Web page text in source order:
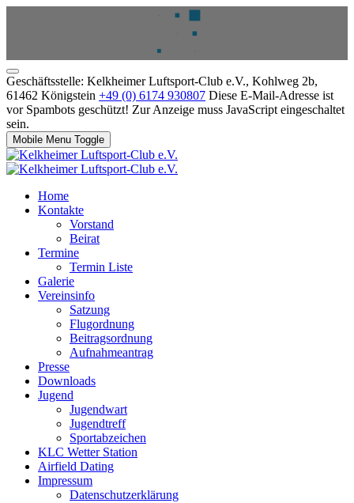
Geschäftsstelle: Kelkheimer Luftsport-Club e.V., Kohlweg 2b,
61462 Königstein +49 (0) 6174 930807 Diese E-Mail-Adresse ist
vor Spambots geschützt! Zur Anzeige muss JavaScript eingeschaltet
sein.
Mobile Menu Toggle
Home
Kontakte
Vorstand
Beirat
Termine
Termin Liste
Galerie
Vereinsinfo
Satzung
Flugordnung
Beitragsordnung
Aufnahmeantrag
Presse
Downloads
Jugend
Jugendwart
Jugendtreff
Sportabzeichen
KLC Wetter Station
Airfield Dating
Impressum
Datenschutzerklärung